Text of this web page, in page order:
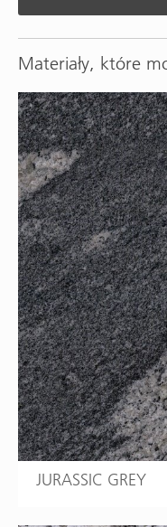
Materiały, które
JURASSIC GREY